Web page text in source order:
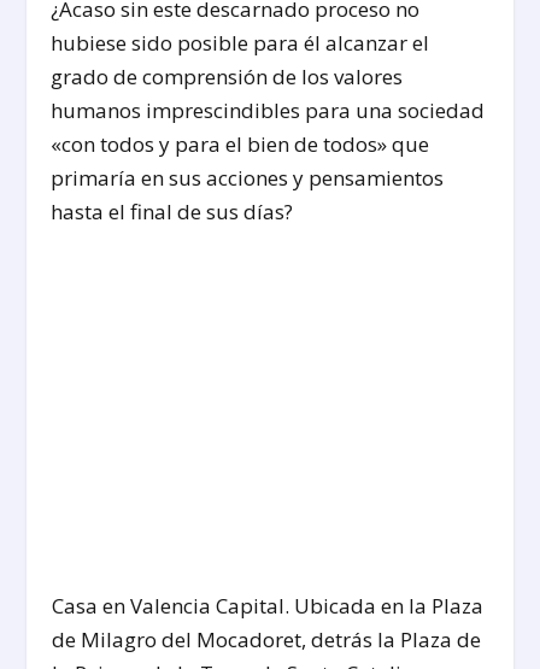
¿Acaso sin este descarnado proceso no
hubiese sido posible para él alcanzar el
grado de comprensión de los valores
humanos imprescindibles para una sociedad
«con todos y para el bien de todos» que
primaría en sus acciones y pensamientos
hasta el final de sus días?
Casa en Valencia Capital. Ubicada en la Plaza
de Milagro del Mocadoret, detrás la Plaza de